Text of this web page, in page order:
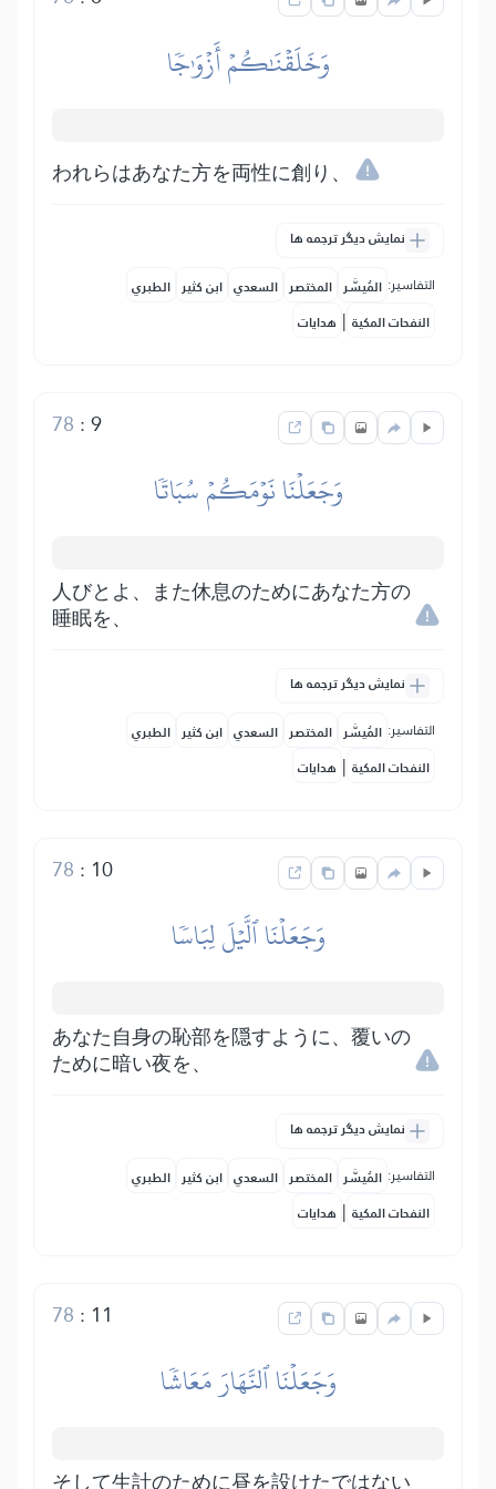
وَخَلَقۡنَٰكُمۡ أَزۡوَٰجٗا
われらはあなた方を両性に創り、
نمایش دیگر ترجمه ها
التفاسير: المُيسَّر المختصر السعدي ابن كثير الطبري
النفحات المكية | هدايات
9
:
78
وَجَعَلۡنَا نَوۡمَكُمۡ سُبَاتٗا
人びとよ、また休息のためにあなた方の
睡眠を、
نمایش دیگر ترجمه ها
التفاسير: المُيسَّر المختصر السعدي ابن كثير الطبري
النفحات المكية | هدايات
10
:
78
وَجَعَلۡنَا ٱلَّيۡلَ لِبَاسٗا
あなた自身の恥部を隠すように、覆いの
ために暗い夜を、
نمایش دیگر ترجمه ها
التفاسير: المُيسَّر المختصر السعدي ابن كثير الطبري
النفحات المكية | هدايات
11
:
78
وَجَعَلۡنَا ٱلنَّهَارَ مَعَاشٗا
そして生計のために昼を設けたではない